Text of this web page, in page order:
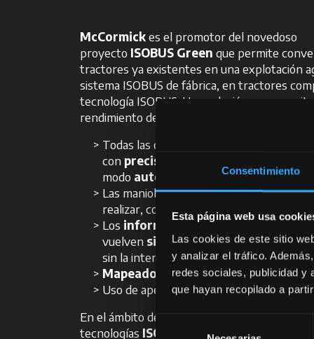
Consentimiento
Esta página web usa
Las cookies de este sitio
y analizar el tráfico.
redes sociales, publicidad y
que hayan recopilado a
Selección
McCormickes el promotor del novedoso
proyecto ISOBUS Green que permite
tractores ya existentes en una explotación
sistema ISOBUS de fábrica, en tractores
tecnología ISOBUS. Una solución que
rendimiento de cada apero.
Todas las operaciones del apero se
con precisión
modo automático
Las maniobras complicadas se hacen
realizar, con lo que
se reduce la
Los informesy lasconfiguraciones
vuelven simples y se pueden hacer
sin la intervención de un técnico
Mapeado de los datos de campo
Uso de aperos deotras marcas
En el ámbito de la
tecnologías ISOBUS
desempeñan un papel